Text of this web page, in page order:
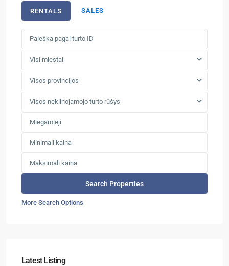
RENTALS SALES
Visi miestai
Visos provincijos
Visos nekilnojamojo turto rūšys
More Search Options
Latest Listing